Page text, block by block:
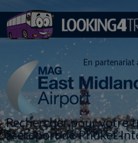
En partenariat
Rechercher pour votre
l'aéroport de Phuket